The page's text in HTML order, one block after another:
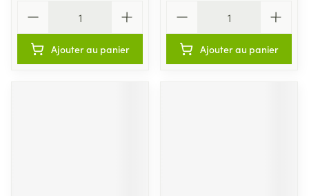
Ajouter au panier Ajouter au panier